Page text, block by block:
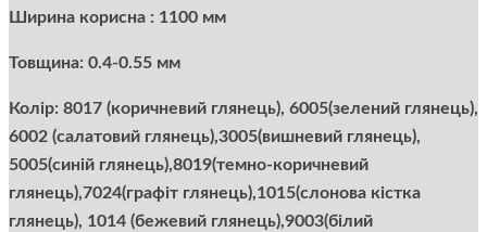
Ширина корисна : 1100 мм
Товщина: 0.4-0.55 мм
Колір: 8017 (коричневий глянець), 6005(зелений глянець),
6002 (салатовий глянець),3005(вишневий глянець),
5005(синій глянець),8019(темно-коричневий
глянець),7024(графіт глянець),1015(слонова кістка
глянець), 1014 (бежевий глянець),9003(білий